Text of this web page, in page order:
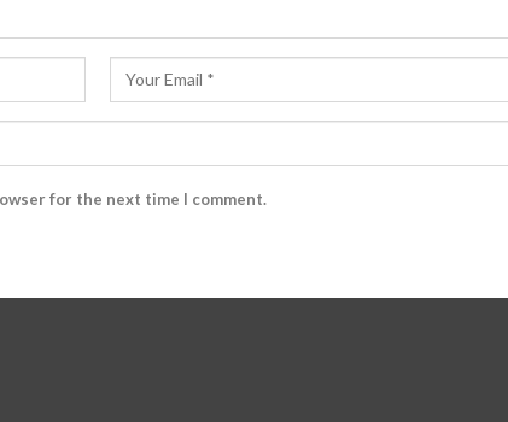
for the next time I comment.